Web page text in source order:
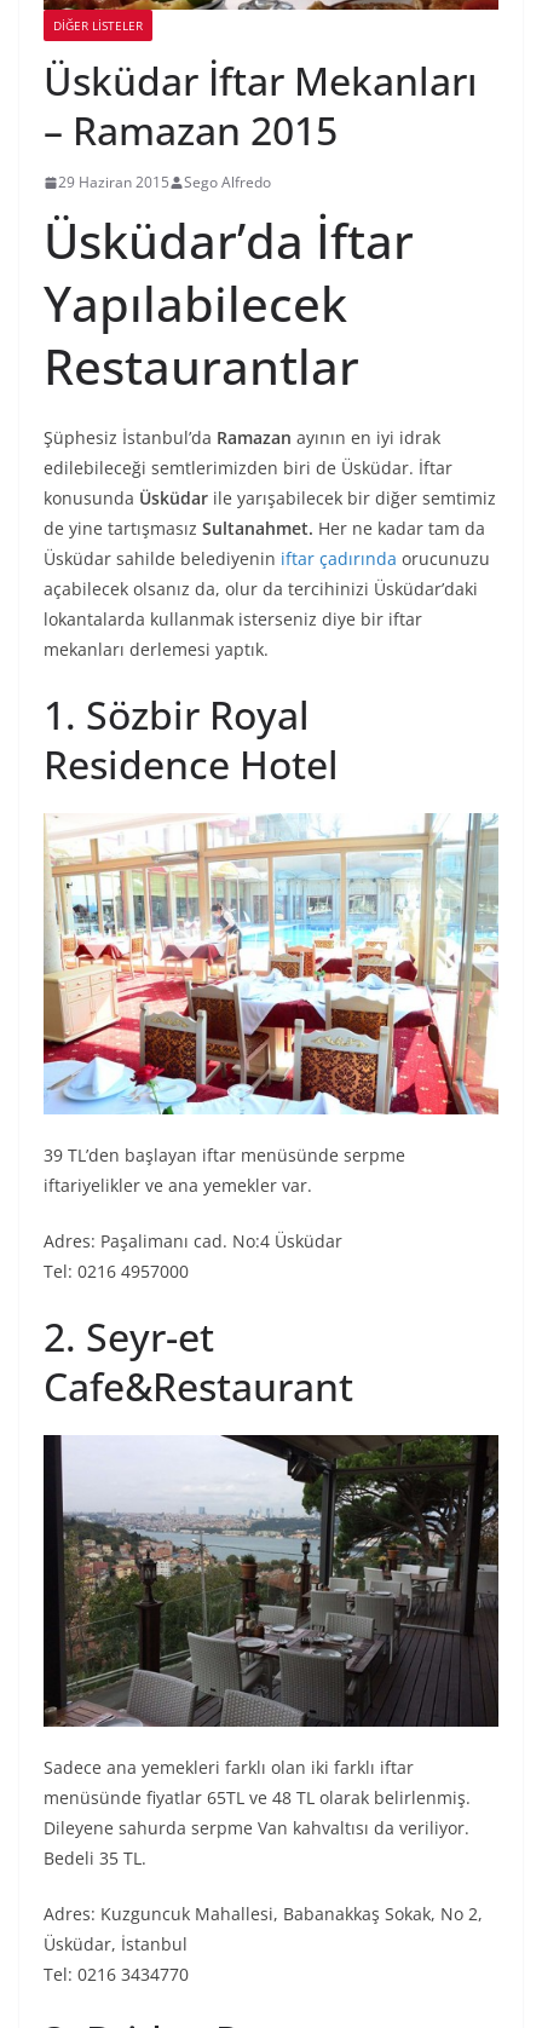
DIĞER LISTELER
Üsküdar İftar Mekanları
– Ramazan 2015
29 Haziran 2015 Sego Alfredo
Üsküdar’da İftar
Yapılabilecek
Restaurantlar
Şüphesiz İstanbul’da Ramazan ayının en iyi idrak
edilebileceği semtlerimizden biri de Üsküdar. İftar
konusunda Üsküdar ile yarışabilecek bir diğer semtimiz
de yine tartışmasız Sultanahmet. Her ne kadar tam da
Üsküdar sahilde belediyenin iftar çadırında orucunuzu
açabilecek olsanız da, olur da tercihinizi Üsküdar’daki
lokantalarda kullanmak isterseniz diye bir iftar
mekanları derlemesi yaptık.
1. Sözbir Royal
Residence Hotel
39 TL’den başlayan iftar menüsünde serpme
iftariyelikler ve ana yemekler var.
Adres: Paşalimanı cad. No:4 Üsküdar
Tel: 0216 4957000
2. Seyr-et
Cafe&Restaurant
Sadece ana yemekleri farklı olan iki farklı iftar
menüsünde fiyatlar 65TL ve 48 TL olarak belirlenmiş.
Dileyene sahurda serpme Van kahvaltısı da veriliyor.
Bedeli 35 TL.
Adres: Kuzguncuk Mahallesi, Babanakkaş Sokak, No 2,
Üsküdar, İstanbul
Tel: 0216 3434770